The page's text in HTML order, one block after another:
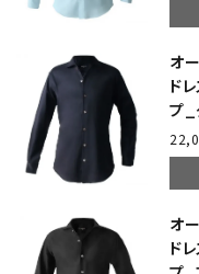
オ
ド
プ_
オ
ド